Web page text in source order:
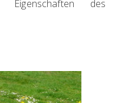
Eigenschaften des